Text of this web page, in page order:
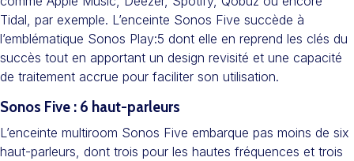
Tidal, par exemple. L’enceinte Sonos Five succède à
l’emblématique Sonos Play:5 dont elle en reprend les clés du
succès tout en apportant un design revisité et une capacité
de traitement accrue pour faciliter son utilisation.
Sonos Five : 6 haut-parleurs
L’enceinte multiroom Sonos Five embarque pas moins de six
haut-parleurs, dont trois pour les hautes fréquences et trois